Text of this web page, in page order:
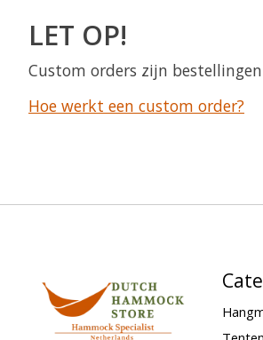
LET OP!
Custom orders zijn
Hoe werkt een custom order?